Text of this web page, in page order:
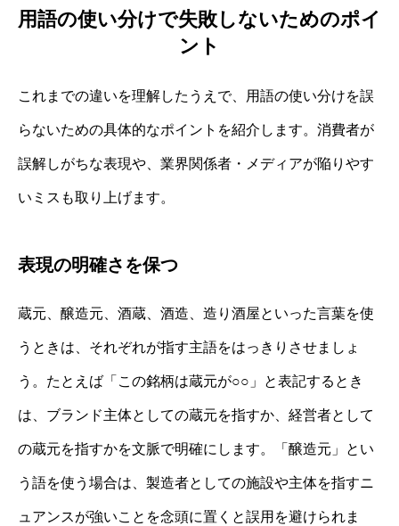
用語の使い分けで失敗しないためのポイ
ント
これまでの違いを理解したうえで、用語の使い分けを誤
らないための具体的なポイントを紹介します。消費者が
誤解しがちな表現や、業界関係者・メディアが陥りやす
いミスも取り上げます。
表現の明確さを保つ
蔵元、醸造元、酒蔵、酒造、造り酒屋といった言葉を使
うときは、それぞれが指す主語をはっきりさせましょ
う。たとえば「この銘柄は蔵元が○○」と表記するとき
は、ブランド主体としての蔵元を指すか、経営者として
の蔵元を指すかを文脈で明確にします。「醸造元」とい
う語を使う場合は、製造者としての施設や主体を指すニ
ュアンスが強いことを念頭に置くと誤用を避けられま